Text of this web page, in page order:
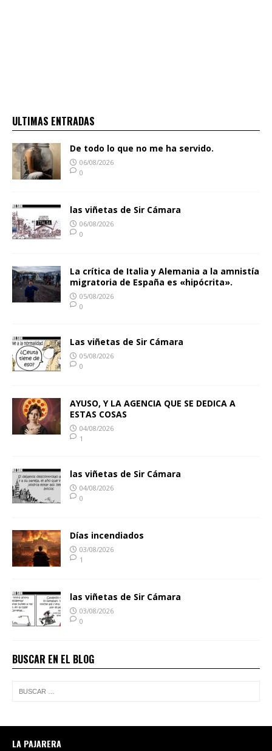
ULTIMAS ENTRADAS
De todo lo que no me ha servido.
06/08/2026
0
las viñetas de Sir Cámara
06/08/2026
0
La crítica de Italia y Alemania a la amnistía
migratoria de España es «hipócrita».
05/08/2026
0
Las viñetas de Sir Cámara
05/08/2026
0
AYUSO, Y LA AGENCIA QUE SE DEDICA A
ESTAS COSAS
04/08/2026
1
las viñetas de Sir Cámara
04/08/2026
0
Días incendiados
03/08/2026
1
las viñetas de Sir Cámara
03/08/2026
0
BUSCAR EN EL BLOG
LA PAJARERA